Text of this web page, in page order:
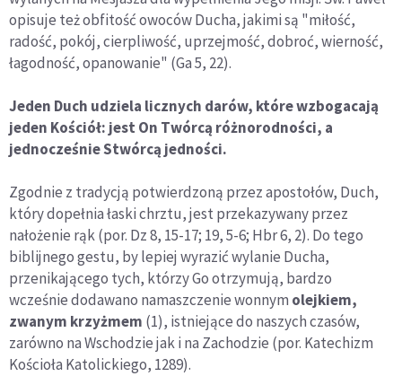
opisuje też obfitość owoców Ducha, jakimi są "miłość,
radość, pokój, cierpliwość, uprzejmość, dobroć, wierność,
łagodność, opanowanie" (Ga 5, 22).
Jeden Duch udziela licznych darów, które wzbogacają
jeden Kościół: jest On Twórcą różnorodności, a
jednocześnie Stwórcą jedności.
Zgodnie z tradycją potwierdzoną przez apostołów, Duch,
który dopełnia łaski chrztu, jest przekazywany przez
nałożenie rąk (por. Dz 8, 15-17; 19, 5-6; Hbr 6, 2). Do tego
biblijnego gestu, by lepiej wyrazić wylanie Ducha,
przenikającego tych, którzy Go otrzymują, bardzo
wcześnie dodawano namaszczenie wonnym olejkiem,
zwanym krzyżmem (1), istniejące do naszych czasów,
zarówno na Wschodzie jak i na Zachodzie (por. Katechizm
Kościoła Katolickiego, 1289).